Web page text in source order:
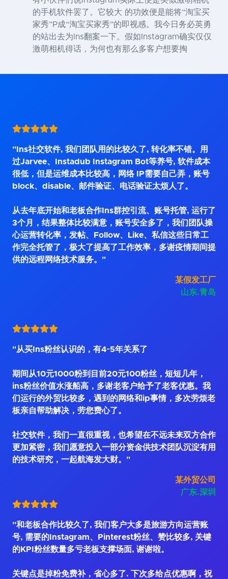
的手机软件罢了。它较大 的功效便是能将“淘宝买
家秀”P成“淘宝买家秀”的即视感。我今日务必英勇
的站出去为Ins翻案一下。假如Instagram确实仅仅
激萌相机得话，为何也有那么多客户想要掏
"Ins社交软件, 我们团队用的比较久了, 转化率不错。用
过Jarvee、Instadub Instagram Bot等养号, 软件成本
很低，但是运维成本比较高，网络 IP需要自己弄，账号
block、disable、邮件验证、电话验证太烦人了。
从去年底开始和老板合作Ins群控引流、账号托管, 运行了
3个月，结果整体比较满意，账号安全多了，我们团队操
心运营转化率，发帖、Follow、Like、私信这些日常工
作完全托管了，极大了提高了工作效率，多谢疫情期间提
供的远程网络技术服务。"
某假发工厂
山东.青岛
"从买Ins粉丝认识的，有4~5年关系了
期间从10元1000粉到目前20元100粉丝，短短几年，
ins粉丝价值水涨船高，多谢老客户给予了老客优惠。我
们运行的外贸比较多，遇到的网络和ip事情，多次劳烦老
板亲自帮助解决，劳您费心了。
社交软件，我们一直很重视，也希望在不远未来双方合作
更加紧密，我们愿意投入一部分资金供技术团队沉淀有用
的技术研究，一起航海发大财。"
某外贸公司
广东.深圳
"和老板合作比较久了, 我们客户大多是旅游方向运营账
号, 需要的Instagram、Pinterest粉丝、赞比较多, 关键
的KPI粉丝数量多亏老板支撑场面, 谢谢啦。
关键点是掉粉免费补，省心多了. 下次多给点优惠啊，祝